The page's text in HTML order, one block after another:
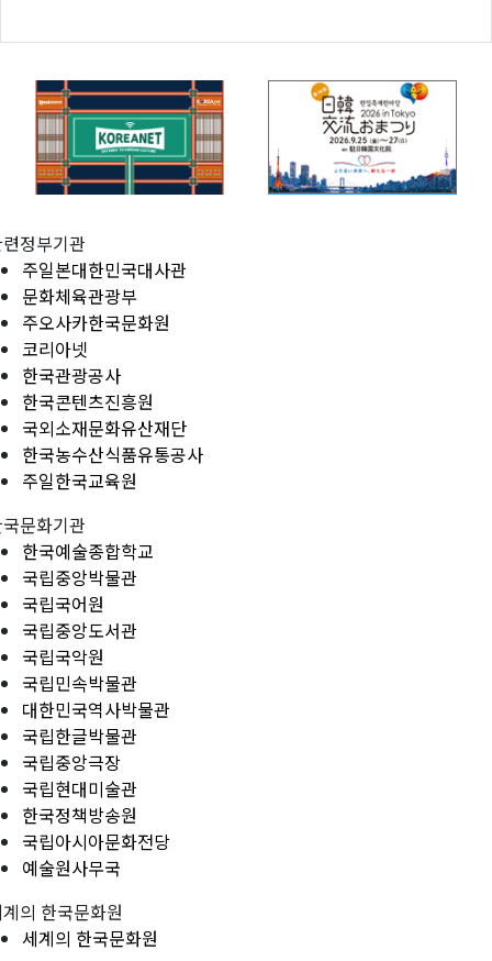
정부기관
주일본대한민국대사관
문화체육관광부
주오사카한국문화원
코리아넷
한국관광공사
한국콘텐츠진흥원
국외소재문화유산재단
한국농수산식품유통공사
주일한국교육원
문화기관
한국예술종합학교
국립중앙박물관
국립국어원
국립중앙도서관
국립국악원
국립민속박물관
대한민국역사박물관
국립한글박물관
국립중앙극장
국립현대미술관
한국정책방송원
국립아시아문화전당
예술원사무국
의 한국문화원
세계의 한국문화원